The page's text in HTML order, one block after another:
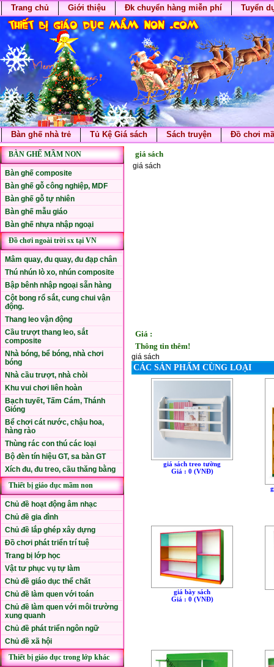
Trang chủ Giới thiệu Đk chuyển hàng miễn phí Tuyển
Bàn ghế nhà trẻ Tủ Kệ Giá sách Sách truyện Đồ chơi
BÀN GHẾ MẦM NON
Bàn ghế composite
Bàn ghế gỗ công nghiệp, MDF
Bàn ghế gỗ tự nhiên
Bàn ghế mẫu giáo
Bàn ghế nhựa nhập ngoại
Đồ chơi ngoài trời sx tại VN
Mâm quay, đu quay, đu đạp chân
Thú nhún lò xo, nhún composite
Bập bênh nhập ngoại sẵn hàng
Cột bong rổ sắt, cung chui vận
động.
Thang leo vận động
Cầu trượt thang leo, sắt
composite
Nhà bóng, bể bóng, nhà chơi
bóng
Nhà cầu trượt, nhà chòi
Khu vui chơi liên hoàn
Bạch tuyết, Tấm Cám, Thánh
Gióng
Bể chơi cát nước, chậu hoa,
hàng rào
Thùng rác con thú các loại
Bộ đèn tín hiệu GT, sa bàn GT
Xích đu, đu treo, cầu thăng bằng
Thiết bị giáo dục mầm non
Chủ đề hoạt động âm nhạc
Chủ đề gia đình
Chủ đề lắp ghép xây dựng
Đồ chơi phát triển trí tuệ
Trang bị lớp học
Vật tư phục vụ tự làm
Chủ đề giáo dục thể chất
Chủ đề làm quen với toán
Chủ đề làm quen với môi trường
xung quanh
Chủ đề phát triển ngôn ngữ
Chủ đề xã hội
Thiết bị giáo dục trong lớp khác
giá sách
giá sách
Giá :
Thông tin thêm!
giá sách
CÁC SẢN PHẨM CÙNG LOẠI
giá sách treo tường
Giá : 0 (VNÐ)
giá bày sách
Giá : 0 (VNÐ)